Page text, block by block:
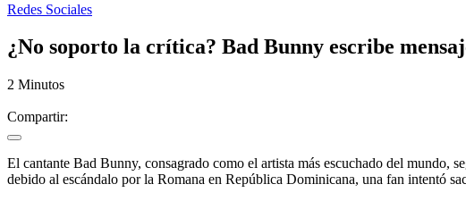
Redes Sociales
¿No soporto la crítica? Bad Bunny escribe
2 Minutos
Compartir:
El cantante Bad Bunny, consagrado como el artista más escuchado del mundo,
debido al escándalo por la Romana en República Dominicana, una fan intentó